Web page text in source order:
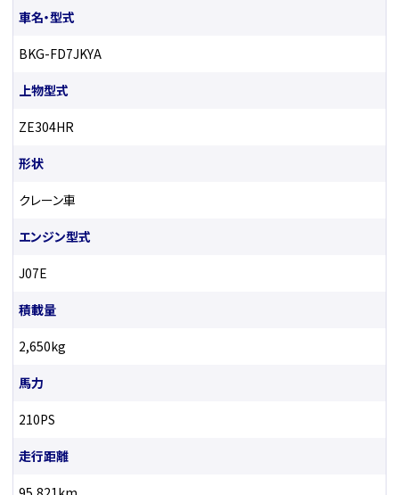
車名・型式
BKG-FD7JKYA
上物型式
ZE304HR
形状
クレーン車
エンジン型式
J07E
積載量
2,650kg
馬力
210PS
走行距離